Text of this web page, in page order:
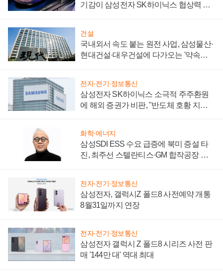
기감이 삼성전자 SK하이닉스 협상력 더
건설
국내외서 속도 붙는 원전 사업, 삼성물산·
현대건설·대우건설에 다가오는 '약속의
전자·전기·정보통신
삼성전자 SK하이닉스 소극적 주주환원
에 해외 증권가 비판, "반도체 호황 지속
화학·에너지
삼성SDI ESS 수요 급증에 북미 증설 타
진, 최주선 스텔란티스·GM 합작공장 건
전자·전기·정보통신
삼성전자, 갤럭시Z 폴드8 사전예약 개통
8월31일까지 연장
전자·전기·정보통신
삼성전자 갤럭시 Z 폴드8 시리즈 사전 판
매 '144만 대' 역대 최대